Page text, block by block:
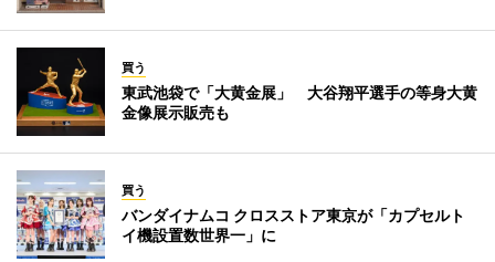
買う
東武池袋で「大黄金展」 大谷翔平選手の等身大黄
金像展示販売も
買う
バンダイナムコ クロスストア東京が「カプセルト
イ機設置数世界一」に